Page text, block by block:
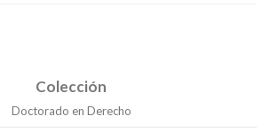
Colección
Doctorado en Derecho